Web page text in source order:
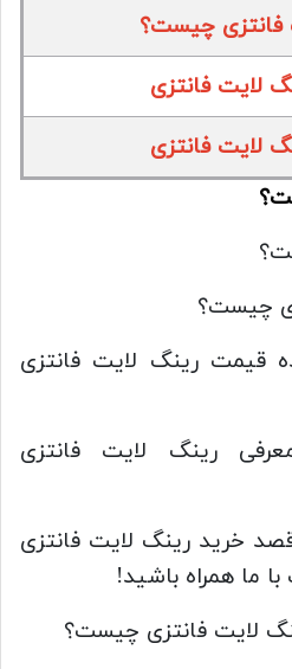
فانتزی چیست؟
لایت فانتزی
لایت فانتزی
چیست؟
قیمت رینگ لایت فانتزی
رینگ لایت فانتزی
خرید رینگ لایت فانتزی
با ما همراه باشید!
لایت فانتزی چیست؟